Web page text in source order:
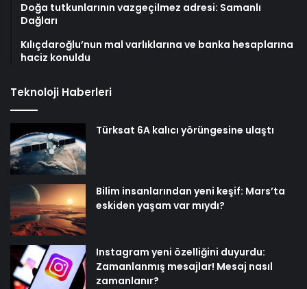
Doğa tutkunlarının vazgeçilmez adresi: Samanlı
Dağları
Kılıçdaroğlu’nun mal varlıklarına ve banka hesaplarına
haciz konuldu
Teknoloji Haberleri
Türksat 6A kalıcı yörüngesine ulaştı
Bilim insanlarından yeni keşif: Mars’ta
eskiden yaşam var mıydı?
Instagram yeni özelliğini duyurdu:
Zamanlanmış mesajlar! Mesaj nasıl
zamanlanır?